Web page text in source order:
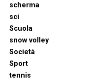
scherma
sci
Scuola
snow volley
Società
Sport
tennis